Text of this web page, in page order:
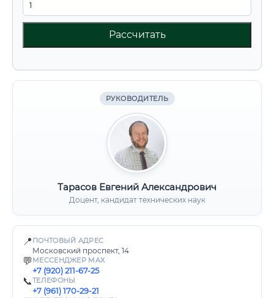
Рассчитать
РУКОВОДИТЕЛЬ
Тарасов Евгений Александрович
Доцент, кандидат технических наук
📍 ПОЧТОВЫЙ АДРЕС
Московский проспект, 14
💬 МЕССЕНДЖЕР MAX
+7 (920) 211-67-25
📞ТЕЛЕФОНЫ
+7 (961) 170-29-21